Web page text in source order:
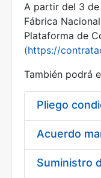
Show/Hide
Show/Hide
Show/Hide
A partir del 3
Fábrica
Plataforma de
(https://
También podrá
Pliego
Acuerdo